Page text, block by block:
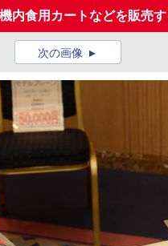
内食用カートなどを販売
次の画像